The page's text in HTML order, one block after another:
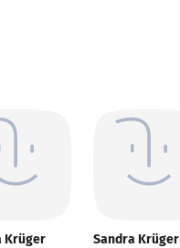
Krüger Sandra Krüger